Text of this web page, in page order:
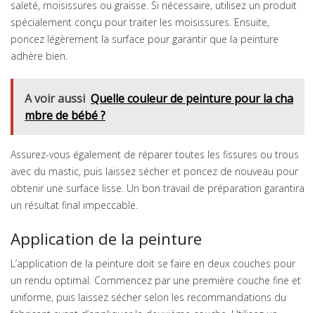
saleté, moisissures ou graisse. Si nécessaire, utilisez un produit
spécialement conçu pour traiter les moisissures. Ensuite,
poncez légèrement la surface pour garantir que la peinture
adhère bien.
A voir aussi Quelle couleur de peinture pour la cha
mbre de bébé ?
Assurez-vous également de réparer toutes les fissures ou trous
avec du mastic, puis laissez sécher et poncez de nouveau pour
obtenir une surface lisse. Un bon travail de préparation garantira
un résultat final impeccable.
Application de la peinture
L’application de la peinture doit se faire en deux couches pour
un rendu optimal. Commencez par une première couche fine et
uniforme, puis laissez sécher selon les recommandations du